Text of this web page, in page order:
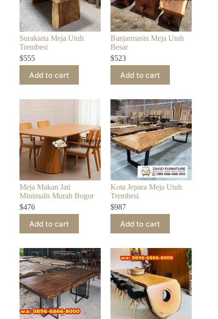
Surakarta Meja Utuh
Trembesi
$555
Add to cart
Banjarmasin Meja Utuh
Besar
$523
Add to cart
Meja Makan Jati
Minimalis Murah Bogor
$476
Add to cart
Kota Jepara Meja Utuh
Trembesi
$987
Add to cart